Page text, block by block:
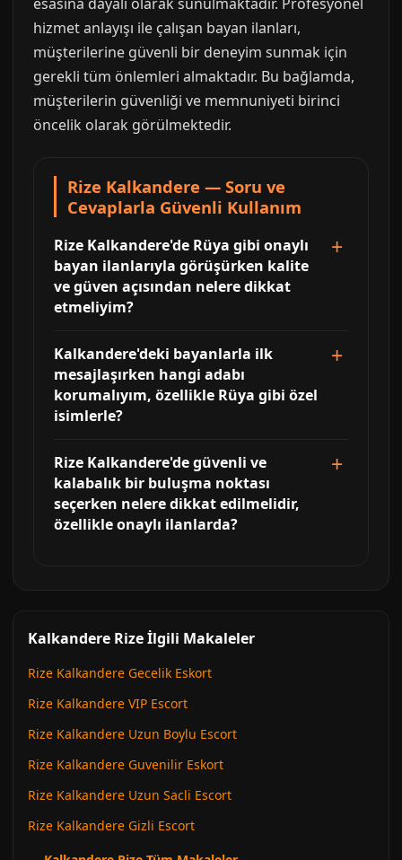
hizmet anlayışı ile çalışan bayan ilanları,
müşterilerine güvenli bir deneyim sunmak için
gerekli tüm önlemleri almaktadır. Bu bağlamda,
müşterilerin güvenliği ve memnuniyeti birinci
öncelik olarak görülmektedir.
Rize Kalkandere — Soru ve
Cevaplarla Güvenli Kullanım
Rize Kalkandere'de Rüya gibi onaylı
bayan ilanlarıyla görüşürken kalite
ve güven açısından nelere dikkat
etmeliyim?
Kalkandere'deki bayanlarla ilk
mesajlaşırken hangi adabı
korumalıyım, özellikle Rüya gibi özel
isimlerle?
Rize Kalkandere'de güvenli ve
kalabalık bir buluşma noktası
seçerken nelere dikkat edilmelidir,
özellikle onaylı ilanlarda?
Kalkandere Rize İlgili Makaleler
Rize Kalkandere Gecelik Eskort
Rize Kalkandere VIP Escort
Rize Kalkandere Uzun Boylu Escort
Rize Kalkandere Guvenilir Eskort
Rize Kalkandere Uzun Sacli Escort
Rize Kalkandere Gizli Escort